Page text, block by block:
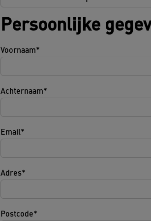
Persoonlijke
Voornaam
Achternaam
Email
Adres
Postcode